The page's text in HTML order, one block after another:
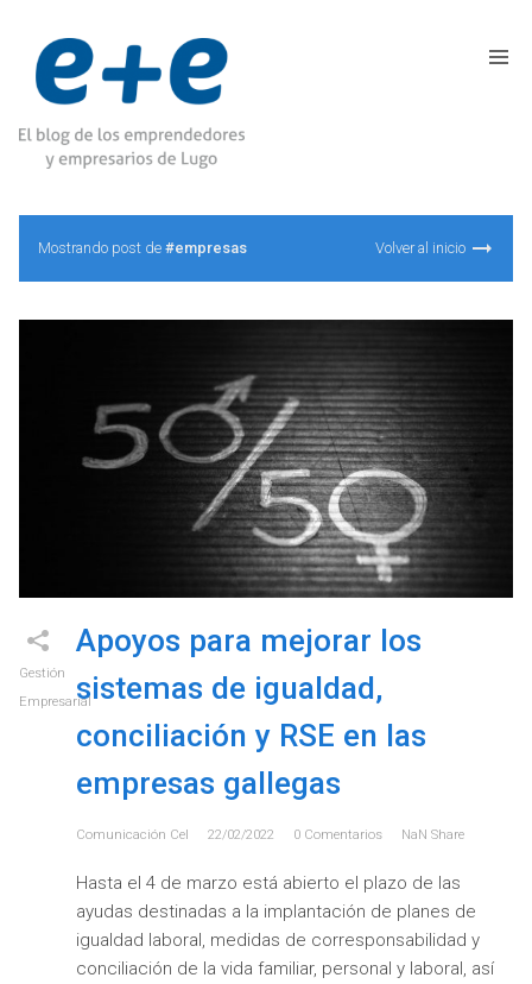
Mostrando post de #empresas Volver al inicio
Gestión
Empresarial
Apoyos para mejorar los
sistemas de igualdad,
conciliación y RSE en las
empresas gallegas
Comunicación Cel 22/02/2022 0 Comentarios NaN Share
Hasta el 4 de marzo está abierto el plazo de las
ayudas destinadas a la implantación de planes de
igualdad laboral, medidas de corresponsabilidad y
conciliación de la vida familiar, personal y laboral, así